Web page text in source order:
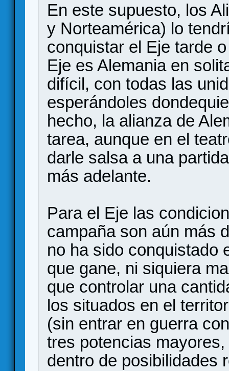
En este supuesto, los
y Norteamérica) lo
conquistar el Eje tarde
Eje es Alemania en
difícil, con todas las
esperándoles
hecho, la alianza de
tarea, aunque en el
darle salsa a una
más adelante.
Para el Eje las
campaña son aún más
no ha sido conquistado
que gane, ni siquiera
que controlar una
los situados en el
(sin entrar en guerra
tres potencias
dentro de posibilidades